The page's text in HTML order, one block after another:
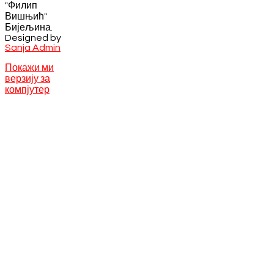
"Филип
Вишњић"
Бијељина.
Designed by
Sanja Admin
Покажи ми
верзију за
компјутер